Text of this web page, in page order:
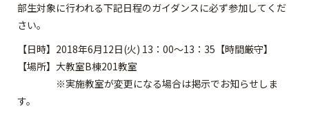
部生対象に行われる下記日程のガイダンスに必ず参加してくだ
さい。
【日時】2018年6月12日(火) 13：00～13：35【時間厳守】
【場所】大教室B棟201教室
※実施教室が変更になる場合は掲示でお知らせしま
す。